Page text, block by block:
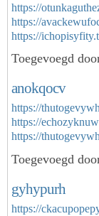
https://
https://
https://
Toegevoegd
anokqocv
https://
https://
https://
Toegevoegd
gyhypurh
https://